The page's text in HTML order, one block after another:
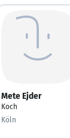
Mete Ejder
Koch
Köln